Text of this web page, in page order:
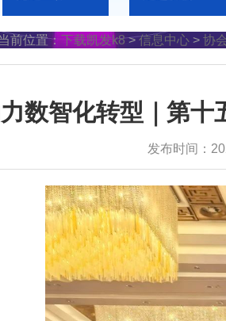
前位置： 下载凯发k8>信息中心 > 协
数智化转型｜第十
发布时间：